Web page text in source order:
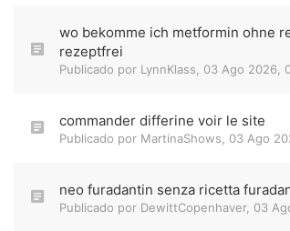
wo bekomme ich metformin ohne
rezeptfrei
Publicado por LynnKlass 03 Ago 2026,
commander differine voir le site
Publicado por MartinaShows 03 Ago
neo furadantin senza ricetta
Publicado por DewittCopenhaver, 03